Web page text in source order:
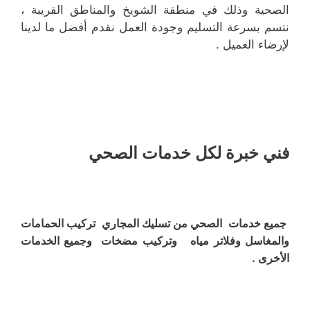
الصحية وذلك في منطقة الشويخ والمناطق القريبة ،
نتسم بسرعة التسليم وجودة العمل نقدم أفضل ما لدينا
لإرضاء العميل .
فني خبرة لكل خدمات الصحي
جميع خدمات الصحي من تسليك المجاري تركيب الحمامات
والمغاسل وفلاتر مياه وتركيب مضخات وجميع الخدمات
الأخرى .